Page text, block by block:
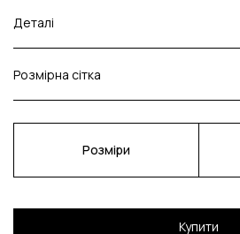
Деталі
Розмірна сітка
Розміри
Купити